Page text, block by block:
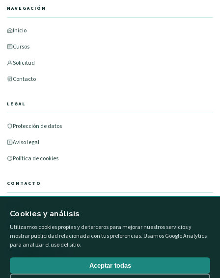
NAVEGACIÓN
Inicio
Cursos
Solicitud
Contacto
LEGAL
Protección de datos
Aviso legal
Política de cookies
CONTACTO
info@formacionestatal.com
Cookies y análisis
Utilizamos cookies propias y de terceros para mejorar nuestros servicios y
mostrar publicidad relacionada con tus preferencias. Usamos Google Analytics
para analizar el uso del sitio.
Aceptar todas